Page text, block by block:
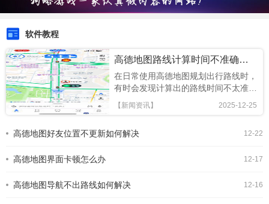
软件教程
高德地图路线计算时间不准确如何解决
在日常使用高德地图规划出行路线时，
有时会发现计算出的路线时间不太准
确，这可能会给我们的行程安排带来一
些困扰。那么，遇到这种情况该怎么办
路线时间呢？首先，当发现路线计算时
2025-12-25
【新闻资讯】
12-22
高德地图好友位置不更新如何解决
12-17
高德地图界面卡顿怎么办
12-16
高德地图导航不出路线如何解决